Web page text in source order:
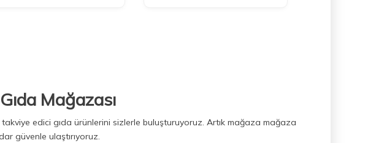
Mağazası
edici gıda ürünlerini sizlerle buluşturuyoruz. Artık mağaza mağaza
güvenle ulaştırıyoruz.